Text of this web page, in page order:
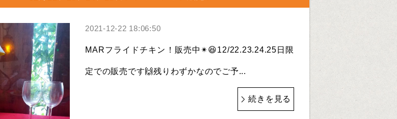
2021-12-22 18:06:50
MARフライドチキン！販売中✴😆12/22.23.24.25日限
定での販売です🙌残りわずかなのでご予...
続きを見る